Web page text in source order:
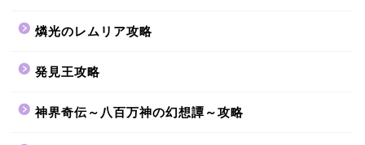
燐光のレムリア攻略
発見王攻略
神界奇伝～八百万神の幻想譚～攻略